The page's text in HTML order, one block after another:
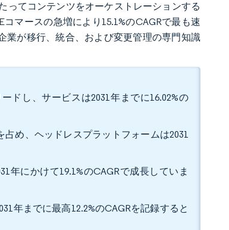
ってコンテンツをオーケストレーションする
マースの急増により15.1%のCAGRで最も速
業が移行、統合、および変更管理の専門知識
ドし、サービスは2031年までに16.02%の
占め、ヘッドレスプラットフォームは2031
年にかけて19.1%のCAGRで成長していま
年までに最高12.2%のCAGRを記録すると